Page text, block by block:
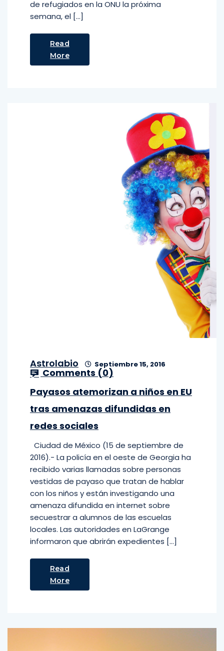
de refugiados en la ONU la próxima
semana, el […]
Read
More
Astrolabio Septiembre 15, 2016
Comments (0)
Payasos atemorizan a niños en EU
tras amenazas difundidas en
redes sociales
Ciudad de México (15 de septiembre de
2016).- La policía en el oeste de Georgia ha
recibido varias llamadas sobre personas
vestidas de payaso que tratan de hablar
con los niños y están investigando una
amenaza difundida en internet sobre
secuestrar a alumnos de las escuelas
locales. Las autoridades en LaGrange
informaron que abrirán expedientes […]
Read
More